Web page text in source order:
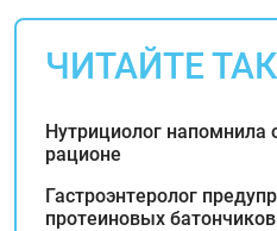
ЧИТАЙТЕ
Нутрициолог напомнила
рационе
Гастроэнтеролог
протеиновых батончиков